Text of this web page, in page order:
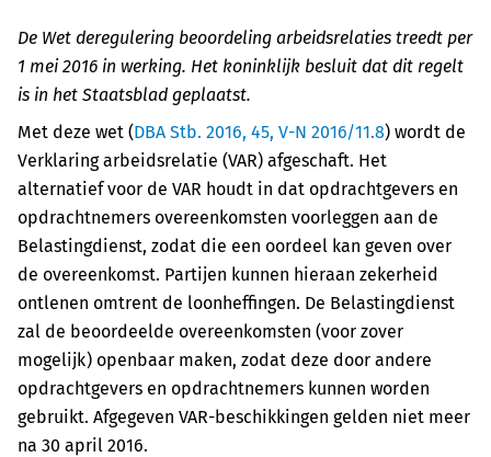
De Wet deregulering beoordeling arbeidsrelaties treedt per
1 mei 2016 in werking. Het koninklijk besluit dat dit regelt
is in het Staatsblad geplaatst.
Met deze wet (DBA Stb. 2016, 45, V-N 2016/11.8) wordt de
Verklaring arbeidsrelatie (VAR) afgeschaft. Het
alternatief voor de VAR houdt in dat opdrachtgevers en
opdrachtnemers overeenkomsten voorleggen aan de
Belastingdienst, zodat die een oordeel kan geven over
de overeenkomst. Partijen kunnen hieraan zekerheid
ontlenen omtrent de loonheffingen. De Belastingdienst
zal de beoordeelde overeenkomsten (voor zover
mogelijk) openbaar maken, zodat deze door andere
opdrachtgevers en opdrachtnemers kunnen worden
gebruikt. Afgegeven VAR-beschikkingen gelden niet meer
na 30 april 2016.